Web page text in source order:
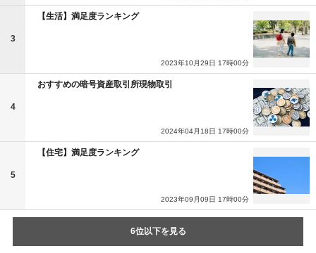
3
【生活】満足度ランキング
2023年10月29日 17時00分
4
おすすめの暗号資産取引所現物取引
2024年04月18日 17時00分
5
【住宅】満足度ランキング
2023年09月09日 17時00分
6位以下を見る